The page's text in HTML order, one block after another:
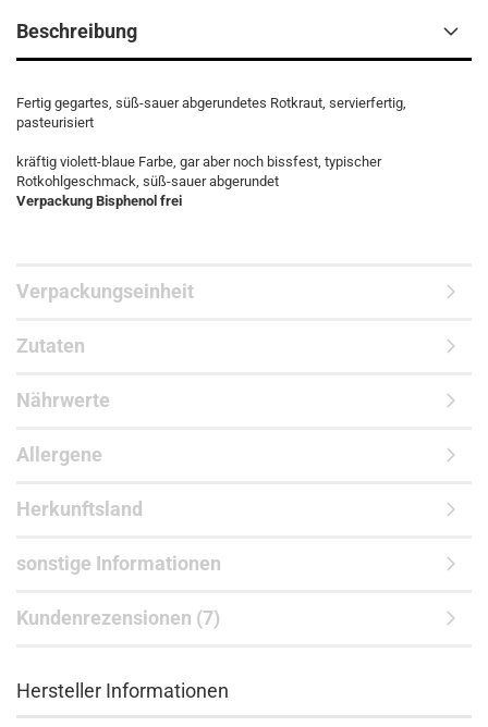
Beschreibung
Fertig gegartes, süß-sauer abgerundetes Rotkraut, servierfertig,
pasteurisiert
kräftig violett-blaue Farbe, gar aber noch bissfest, typischer
Rotkohlgeschmack, süß-sauer abgerundet
Verpackung Bisphenol frei
Verpackungseinheit
Zutaten
Nährwerte
Allergene
Herkunftsland
sonstige Informationen
Kundenrezensionen (7)
Hersteller Informationen